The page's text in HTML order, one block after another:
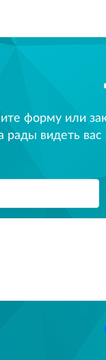
форму или
рады видеть